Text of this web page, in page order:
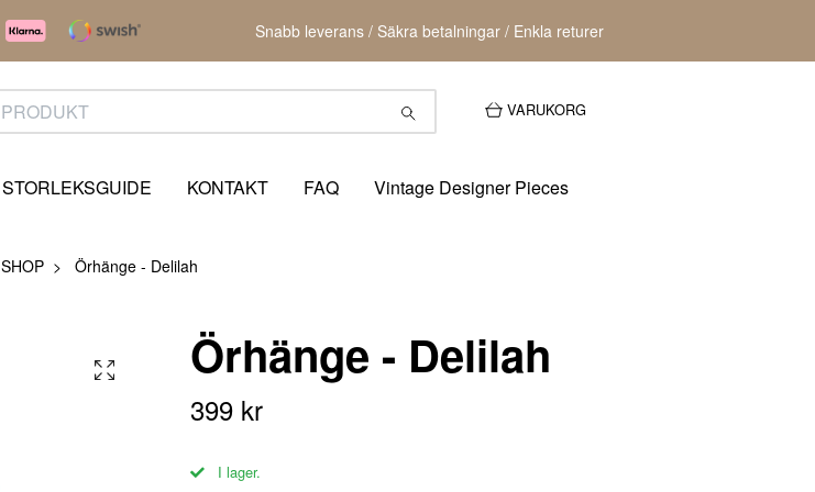
Snabb leverans / Säkra betalningar / Enkla returer
VARUKORG
STORLEKSGUIDE KONTAKT FAQ Vintage Designer Pieces
SHOP Örhänge - Delilah
Örhänge - Delilah
399 kr
I lager.